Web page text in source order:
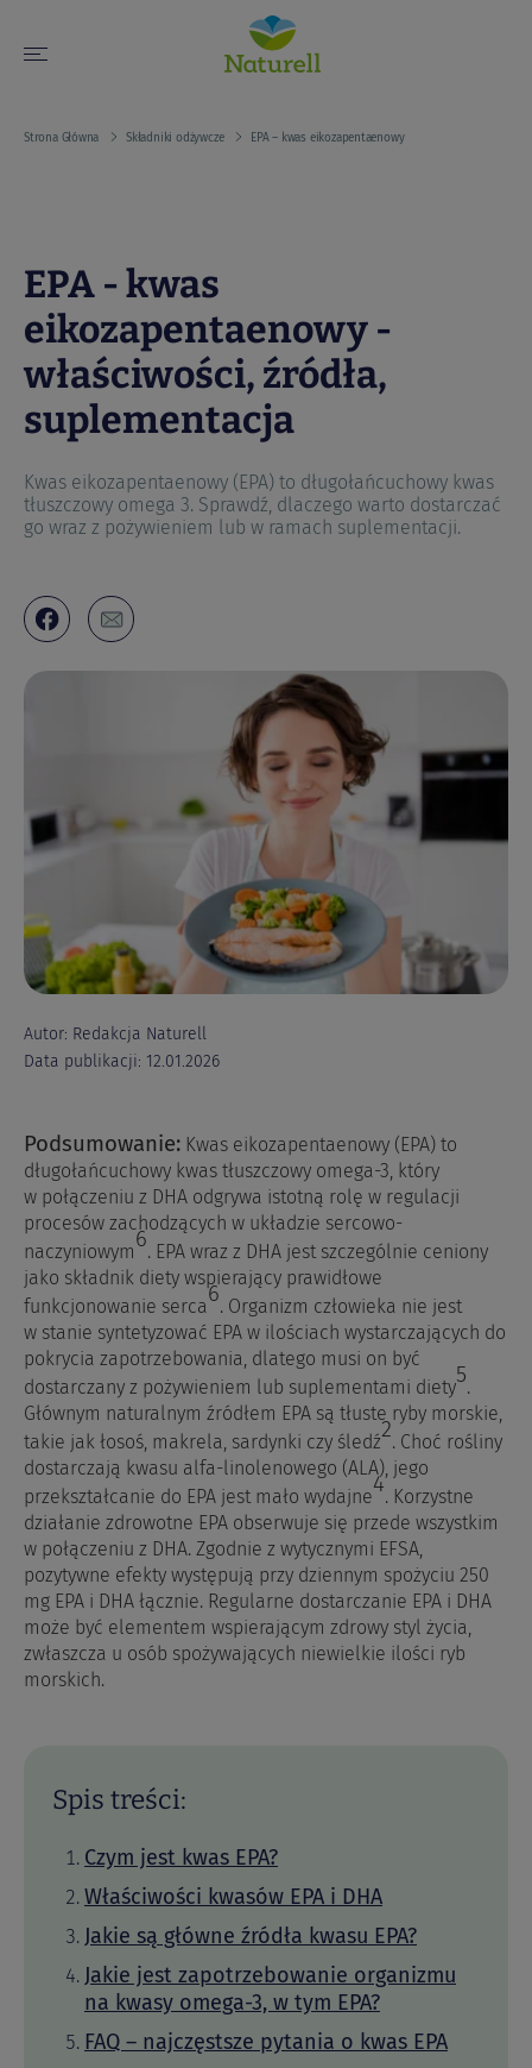
Strona Główna Składniki odżywcze EPA – kwas eikozapentaenowy
EPA - kwas
eikozapentaenowy -
właściwości, źródła,
suplementacja
Kwas eikozapentaenowy (EPA) to długołańcuchowy kwas
tłuszczowy omega 3. Sprawdź, dlaczego warto dostarczać
go wraz z pożywieniem lub w ramach suplementacji.
Autor: Redakcja Naturell
Data publikacji: 12.01.2026
Podsumowanie: Kwas eikozapentaenowy (EPA) to
długołańcuchowy kwas tłuszczowy omega-3, który
w połączeniu z DHA odgrywa istotną rolę w regulacji
procesów zachodzących w układzie sercowo-
naczyniowym6. EPA wraz z DHA jest szczególnie ceniony
jako składnik diety wspierający prawidłowe
funkcjonowanie serca6. Organizm człowieka nie jest
w stanie syntetyzować EPA w ilościach wystarczających do
pokrycia zapotrzebowania, dlatego musi on być
dostarczany z pożywieniem lub suplementami diety5.
Głównym naturalnym źródłem EPA są tłuste ryby morskie,
takie jak łosoś, makrela, sardynki czy śledź2. Choć rośliny
dostarczają kwasu alfa-linolenowego (ALA), jego
przekształcanie do EPA jest mało wydajne4. Korzystne
działanie zdrowotne EPA obserwuje się przede wszystkim
w połączeniu z DHA. Zgodnie z wytycznymi EFSA,
pozytywne efekty występują przy dziennym spożyciu 250
mg EPA i DHA łącznie. Regularne dostarczanie EPA i DHA
może być elementem wspierającym zdrowy styl życia,
zwłaszcza u osób spożywających niewielkie ilości ryb
morskich.
Spis treści:
Czym jest kwas EPA?
Właściwości kwasów EPA i DHA
Jakie są główne źródła kwasu EPA?
Jakie jest zapotrzebowanie organizmu
na kwasy omega-3, w tym EPA?
FAQ – najczęstsze pytania o kwas EPA